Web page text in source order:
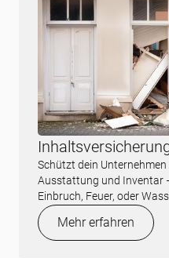
Schützt dein
Ausstattung und Inventar
Einbruch, Feuer, oder
Mehr erfahren